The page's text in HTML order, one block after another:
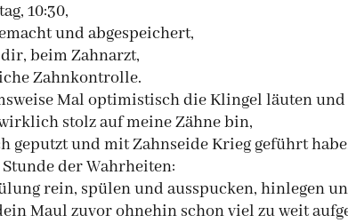
10:30,
und abgespeichert,
beim Zahnarzt,
Zahnkontrolle.
Mal optimistisch die Klingel läuten
stolz auf meine Zähne bin,
geputzt und mit Zahnseide Krieg geführt
Stunde der Wahrheiten:
rein, spülen und ausspucken, hinlegen
Maul zuvor ohnehin schon viel zu weit